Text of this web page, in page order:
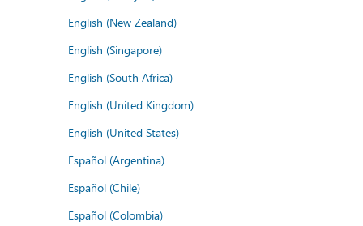
English (New Zealand)
English (Singapore)
English (South Africa)
English (United Kingdom)
English (United States)
Español (Argentina)
Español (Chile)
Español (Colombia)